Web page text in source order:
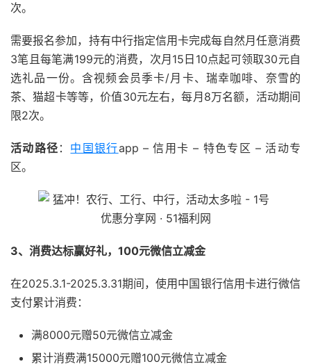
次。
需要报名参加，持有中行指定信用卡完成每自然月任意消费
3笔且每笔满199元的消费，次月15日10点起可领取30元自
选礼品一份。含视频会员季卡/月卡、瑞幸咖啡、奈雪的
茶、猫超卡等等，价值30元左右，每月8万名额，活动期间
限2次。
活动路径 ： 中国银行app – 信用卡 – 特色专区 – 活动专
区。
3、消费达标赢好礼，100元微信立减金
在2025.3.1-2025.3.31期间，使用中国银行信用卡进行微信
支付累计消费：
满8000元赠50元微信立减金
累计消费满15000元赠100元微信立减金